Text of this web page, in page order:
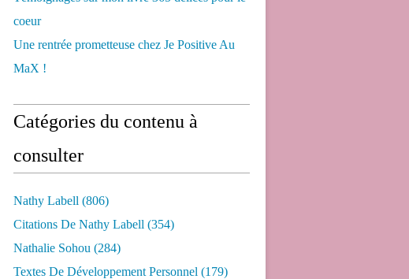
coeur
Une rentrée prometteuse chez Je Positive Au
MaX !
Catégories du contenu à
consulter
Nathy Labell (806)
Citations De Nathy Labell (354)
Nathalie Sohou (284)
Textes De Développement Personnel (179)